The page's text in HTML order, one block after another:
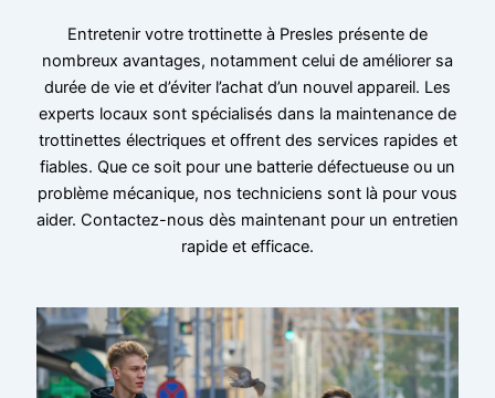
Entretenir votre trottinette à Presles présente de
nombreux avantages, notamment celui de améliorer sa
durée de vie et d’éviter l’achat d’un nouvel appareil. Les
experts locaux sont spécialisés dans la maintenance de
trottinettes électriques et offrent des services rapides et
fiables. Que ce soit pour une batterie défectueuse ou un
problème mécanique, nos techniciens sont là pour vous
aider. Contactez-nous dès maintenant pour un entretien
rapide et efficace.